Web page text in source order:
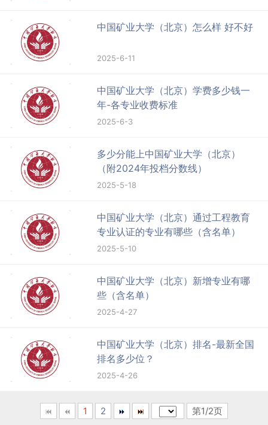
中国矿业大学（北京）怎么样 好不好
2025-6-11
中国矿业大学（北京）学费多少钱一
年-各专业收费标准
2025-6-3
多少分能上中国矿业大学（北京）
（附2024年投档分数线）
2025-5-18
中国矿业大学（北京）通过工程教育
专业认证的专业有哪些（含名单）
2025-5-10
中国矿业大学（北京）新增专业有哪
些（含名单）
2025-4-27
中国矿业大学（北京）排名-最新全国
排名多少位？
2025-4-26
1 2 第1/2页